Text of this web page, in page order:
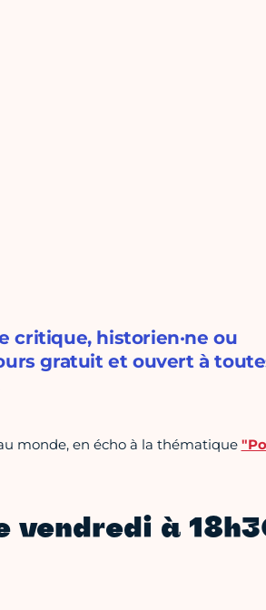
critique, historien·ne ou
gratuit et ouvert à
monde, en écho à la thématique
vendredi à